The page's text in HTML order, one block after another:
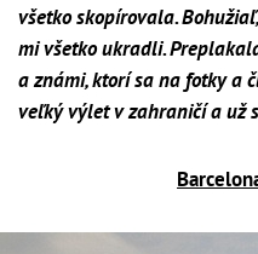
všetko skopírovala.
mi všetko ukradli.
a známi, ktorí sa na fotky a
veľký výlet v zahraničí a už